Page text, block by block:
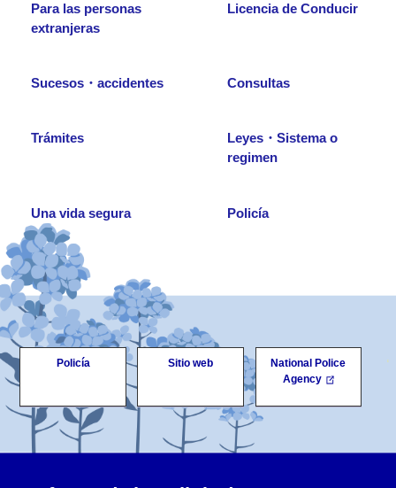
Para las personas
extranjeras
Licencia de Conducir
Sucesos・accidentes Consultas
Trámites
Leyes・Sistema o
regimen
Una vida segura Policía
Policía Sitio web
National Police
Agency